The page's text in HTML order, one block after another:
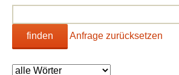
finden Anfrage zurücksetzen